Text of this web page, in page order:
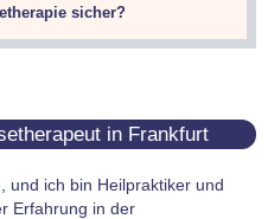
sicher?
und ich bin Herrn
Besten Dank!
Auswirkungen von Stress
Sommer unerträglich
wieder Freude empfinden und
in Frankfurt
und ich bin Heilpraktiker und
Erfahrung in der